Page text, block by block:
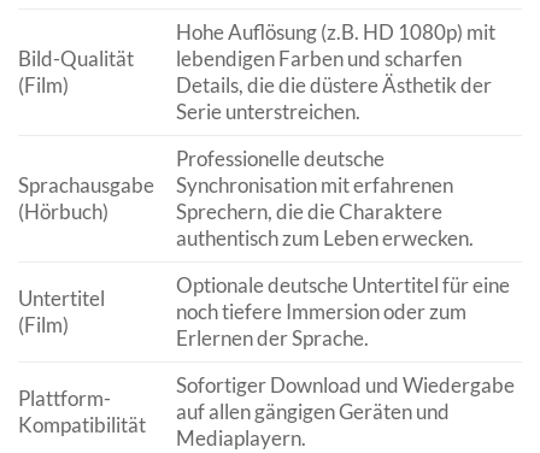
Bild-Qualität
(Film)
Hohe Auflösung (z.B. HD 1080p) mit
lebendigen Farben und scharfen
Details, die die düstere Ästhetik der
Serie unterstreichen.
Sprachausgabe
(Hörbuch)
Professionelle deutsche
Synchronisation mit erfahrenen
Sprechern, die die Charaktere
authentisch zum Leben erwecken.
Untertitel
(Film)
Optionale deutsche Untertitel für eine
noch tiefere Immersion oder zum
Erlernen der Sprache.
Plattform-
Kompatibilität
Sofortiger Download und Wiedergabe
auf allen gängigen Geräten und
Mediaplayern.